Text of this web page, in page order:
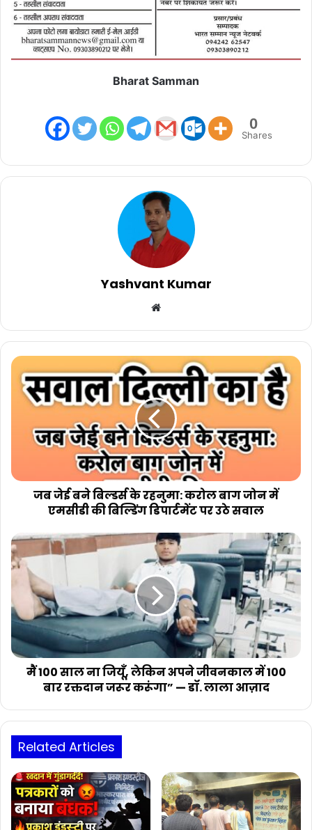
Bharat Samman
0
Shares
Yashvant Kumar
जब
जेई
बने
बिल्डर्स
रहनुमा:
जोन
बिल्डिंग
डिपार्टमेंट
पर
सवाल
जब जेई बने बिल्डर्स के रहनुमा: करोल बाग जोन में
एमसीडी की बिल्डिंग डिपार्टमेंट पर उठे सवाल
मैं
100
साल
जियूँ,
लेकिन
अपने
जीवनकाल
में
100
जरूर
—
डॉ.
लाला
आज़ाद
मैं 100 साल ना जियूँ, लेकिन अपने जीवनकाल में 100
बार रक्तदान जरूर करूंगा” — डॉ. लाला आज़ाद
Related Articles